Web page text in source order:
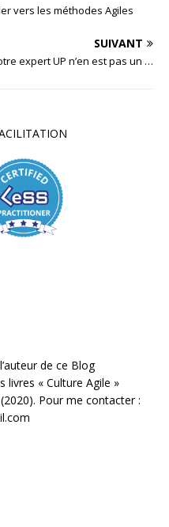
vers les méthodes Agiles
SUIVANT
expert UP n’en est pas un …
l’auteur de ce Blog
livres « Culture Agile »
Pour me contacter :